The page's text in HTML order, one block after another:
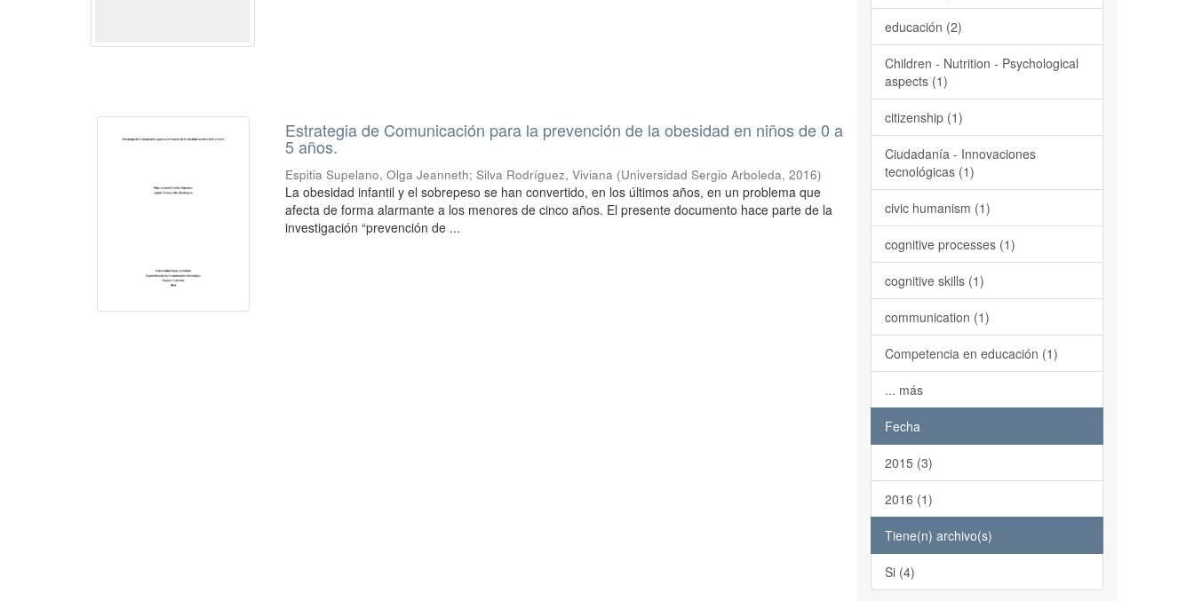
Estrategia de Comunicación para la prevención de la obesidad en niños de 0 a
5 años.
Espitia Supelano, Olga Jeanneth;Silva Rodríguez, Viviana (Universidad Sergio Arboleda,2016)
La obesidad infantil y el sobrepeso se han convertido, en los últimos años, en un problema que
afecta de forma alarmante a los menores de cinco años. El presente documento hace parte de la
investigación “prevención de ...
educación (2)
Children - Nutrition - Psychological
aspects (1)
citizenship (1)
Ciudadanía - Innovaciones
tecnológicas (1)
civic humanism (1)
cognitive processes (1)
cognitive skills (1)
communication (1)
Competencia en educación (1)
... más
Fecha
2015 (3)
2016 (1)
Tiene(n) archivo(s)
Si (4)